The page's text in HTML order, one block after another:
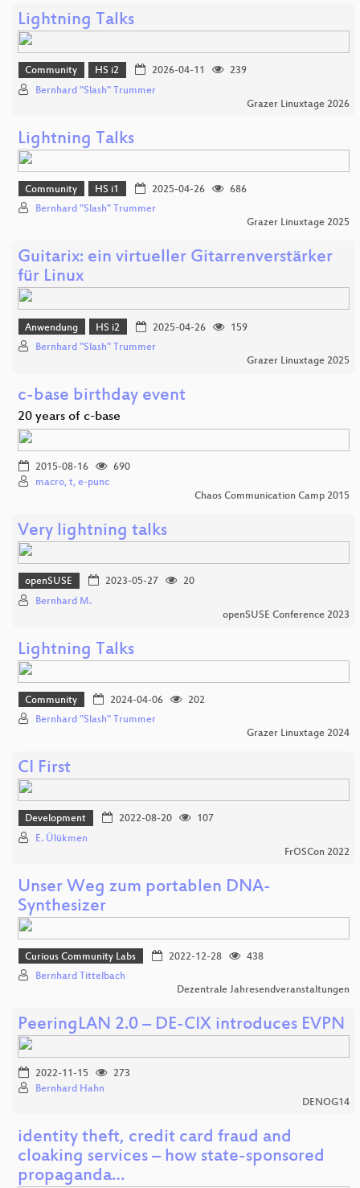
Lightning Talks
Community HS i2 2026-04-11
239
Bernhard "Slash" Trummer
Grazer Linuxtage 2026
Lightning Talks
Community HS i1 2025-04-26
686
Bernhard "Slash" Trummer
Grazer Linuxtage 2025
Guitarix: ein virtueller Gitarrenverstärker
für Linux
Anwendung HS i2 2025-04-26
159
Bernhard "Slash" Trummer
Grazer Linuxtage 2025
c-base birthday event
20 years of c-base
2015-08-16
690
macro, t, e-punc
Chaos Communication Camp 2015
Very lightning talks
openSUSE 2023-05-27
20
Bernhard M.
openSUSE Conference 2023
Lightning Talks
Community 2024-04-06
202
Bernhard "Slash" Trummer
Grazer Linuxtage 2024
CI First
Development 2022-08-20
107
E. Ülükmen
FrOSCon 2022
Unser Weg zum portablen DNA-
Synthesizer
Curious Community Labs 2022-12-28
438
Bernhard Tittelbach
Dezentrale Jahresendveranstaltungen
PeeringLAN 2.0 – DE-CIX introduces EVPN
2022-11-15
273
Bernhard Hahn
DENOG14
identity theft, credit card fraud and
cloaking services – how state-sponsored
propaganda…